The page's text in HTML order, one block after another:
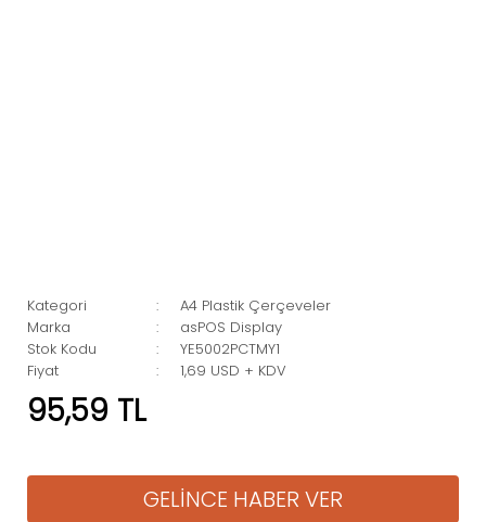
Kategori
A4 Plastik Çerçeveler
Marka
asPOS Display
Stok Kodu
YE5002PCTMY1
Fiyat
1,69 USD + KDV
95,59 TL
GELİNCE HABER VER